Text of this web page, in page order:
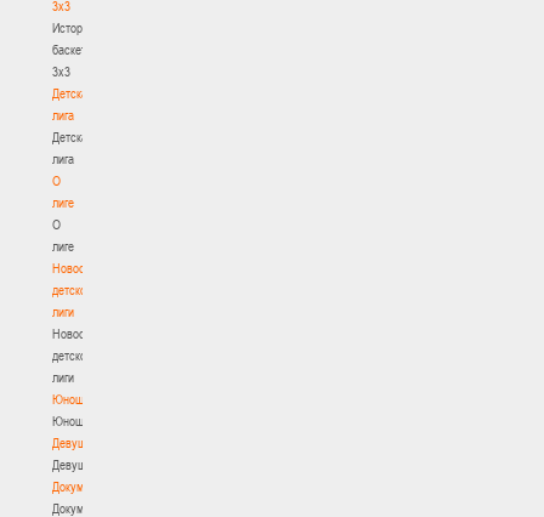
3х3
История
баскетбола
3х3
Детская
лига
Детская
лига
О
лиге
О
лиге
Новости
детской
лиги
Новости
детской
лиги
Юноши
Юноши
Девушки
Девушки
Документы
Документы